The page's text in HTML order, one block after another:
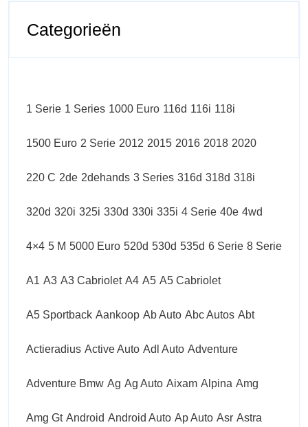
Categorieën
1 Serie 1 Series 1000 Euro 116d 116i 118i
1500 Euro 2 Serie 2012 2015 2016 2018 2020
220 C 2de 2dehands 3 Series 316d 318d 318i
320d 320i 325i 330d 330i 335i 4 Serie 40e 4wd
4×4 5 M 5000 Euro 520d 530d 535d 6 Serie 8 Serie
A1 A3 A3 Cabriolet A4 A5 A5 Cabriolet
A5 Sportback Aankoop Ab Auto Abc Autos Abt
Actieradius Active Auto Adl Auto Adventure
Adventure Bmw Ag Ag Auto Aixam Alpina Amg
Amg Gt Android Android Auto Ap Auto Asr Astra